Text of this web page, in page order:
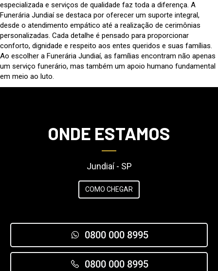
especializada e serviços de qualidade faz toda a diferença. A
Funerária Jundiaí se destaca por oferecer um suporte integral,
desde o atendimento empático até a realização de cerimônias
personalizadas. Cada detalhe é pensado para proporcionar
conforto, dignidade e respeito aos entes queridos e suas famílias.
Ao escolher a Funerária Jundiaí, as famílias encontram não apenas
um serviço funerário, mas também um apoio humano fundamental
em meio ao luto.
ONDE ESTAMOS
Jundiaí - SP
COMO CHEGAR
0800 000 8995
0800 000 8995